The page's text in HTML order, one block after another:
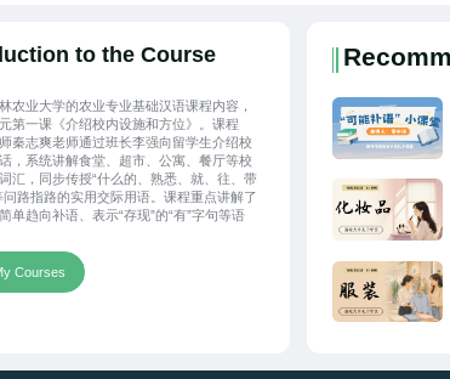
to the Course
农业大学的农业专业基础汉语课程内容，
第一课《介绍校内设施和方位》。课程
秦志爽老师通过班长李强向留学生介绍校
，系统讲解食堂、超市、公寓、餐厅等校
汇，同步传授“什么的、熟悉、就、往、带
问路指路的实用交际用语。课程重点讲解了
单趋向补语、表示“存现”的“有”字句等语
置特点及南北方农业类型相关知识，兼顾
化认知。
Courses